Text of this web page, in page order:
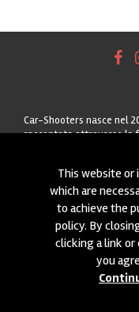
Car-Shooters nasce nel
raccontata attraverso la
per proporci auto da
Siamo sempre
fotografare! Puoi
This website
which are
to achieve the
policy. By
clicking a link
you